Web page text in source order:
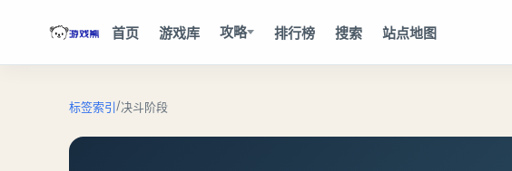
首页 游戏库 攻略 排行榜 搜索 站点地图
标签索引/决斗阶段